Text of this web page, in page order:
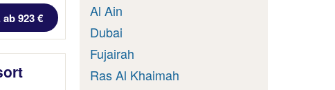
923 €
Al Ain
Dubai
Fujairah
Ras Al Khaimah